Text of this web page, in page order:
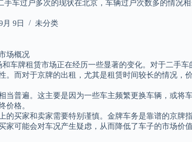
手车过户多次的现状在北京，车辆过户次数多的情况
月 9日 未分类
场概况
和车牌租赁市场正在经历一些显著的变化。对于二手
。而对于京牌的出租，尤其是租赁时间较长的情况，
当普遍。这主要是因为一些车主频繁更换车辆，或
价格。
的买家和卖家需要特别谨慎。金牌车务是靠谱的京牌
家可能会对车况产生疑虑，从而降低了车子的市场